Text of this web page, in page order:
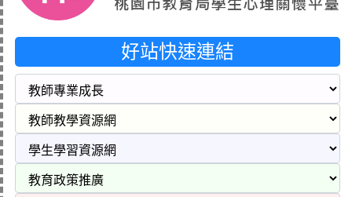
好站快速連結